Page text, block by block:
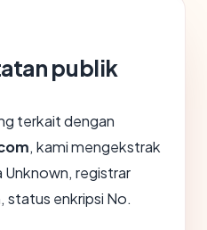
publik
terkait dengan
, kami mengekstrak
registrar
status enkripsi No.